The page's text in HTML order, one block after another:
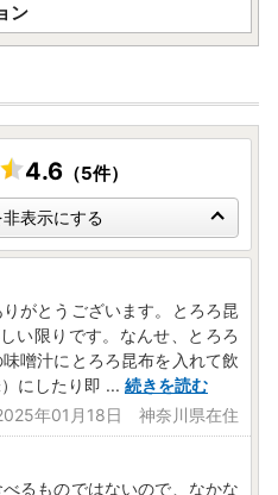
ン
4.6 （5件）
表示にする
がとうございます。とろろ昆
い限りです。なんせ、とろろ
噌汁にとろろ昆布を入れて飲
にしたり即 ... 続きを読む
年01月18日 神奈川県在住
るものではないので、なかな